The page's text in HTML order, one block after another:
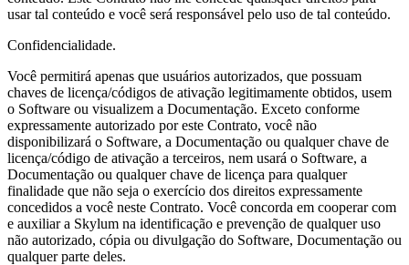
usar tal conteúdo e você será responsável pelo uso de tal conteúdo.
Confidencialidade.
Você permitirá apenas que usuários autorizados, que possuam
chaves de licença/códigos de ativação legitimamente obtidos, usem
o Software ou visualizem a Documentação. Exceto conforme
expressamente autorizado por este Contrato, você não
disponibilizará o Software, a Documentação ou qualquer chave de
licença/código de ativação a terceiros, nem usará o Software, a
Documentação ou qualquer chave de licença para qualquer
finalidade que não seja o exercício dos direitos expressamente
concedidos a você neste Contrato. Você concorda em cooperar com
e auxiliar a Skylum na identificação e prevenção de qualquer uso
não autorizado, cópia ou divulgação do Software, Documentação ou
qualquer parte deles.